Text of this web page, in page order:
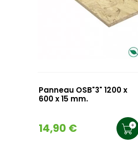
Panneau OSB"3" 1200 x
600 x 15 mm.
14,90 €